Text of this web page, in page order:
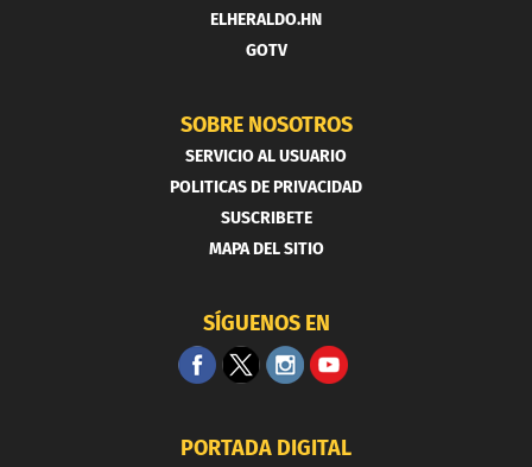
ELHERALDO.HN
GOTV
SOBRE NOSOTROS
SERVICIO AL USUARIO
POLITICAS DE PRIVACIDAD
SUSCRIBETE
MAPA DEL SITIO
SÍGUENOS EN
PORTADA DIGITAL